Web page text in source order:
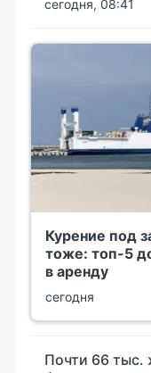
сегодня, 08:41
Курение под
тоже: топ-5
в аренду
сегодня
Почти 66 тыс.